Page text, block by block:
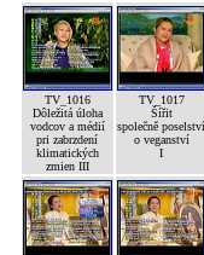
TV_1016
Dôležitá úloha
vodcov a médií
pri zabrzdení
klimatických
zmien III
TV_1017
Šířit
společně poselství
o veganství
I